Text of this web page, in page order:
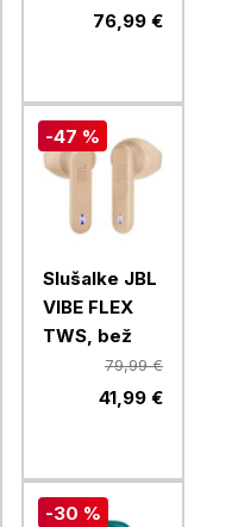
76,99 €
-47 %
Slušalke JBL
VIBE FLEX
TWS, bež
79,99 €
41,99 €
-30 %